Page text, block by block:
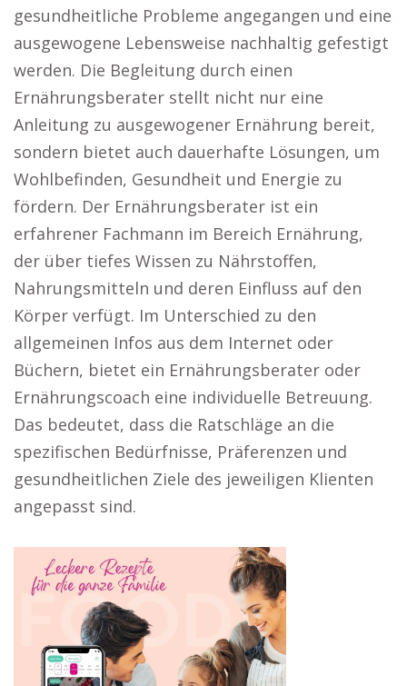
gesundheitliche Probleme angegangen und eine
ausgewogene Lebensweise nachhaltig gefestigt
werden. Die Begleitung durch einen
Ernährungsberater stellt nicht nur eine
Anleitung zu ausgewogener Ernährung bereit,
sondern bietet auch dauerhafte Lösungen, um
Wohlbefinden, Gesundheit und Energie zu
fördern. Der Ernährungsberater ist ein
erfahrener Fachmann im Bereich Ernährung,
der über tiefes Wissen zu Nährstoffen,
Nahrungsmitteln und deren Einfluss auf den
Körper verfügt. Im Unterschied zu den
allgemeinen Infos aus dem Internet oder
Büchern, bietet ein Ernährungsberater oder
Ernährungscoach eine individuelle Betreuung.
Das bedeutet, dass die Ratschläge an die
spezifischen Bedürfnisse, Präferenzen und
gesundheitlichen Ziele des jeweiligen Klienten
angepasst sind.